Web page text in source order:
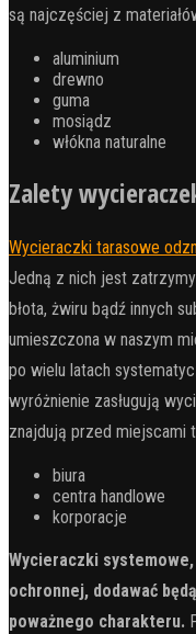
są najczęściej z
aluminium
drewno
guma
mosiądz
włókna naturalne
Zalety
Wycieraczki tarasowe
Jedną z nich jest
błota, żwiru bądź innych
umieszczona w naszym
po wielu latach
wyróżnienie zasługują
znajdują przed miejscami
biura
centra handlowe
korporacje
Wycieraczki
ochronnej, dodawać
poważnego charakteru.